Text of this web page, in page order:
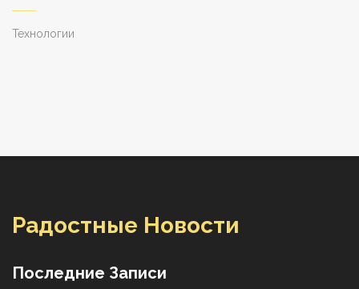
Технологии
Радостные Новости
Последние Записи